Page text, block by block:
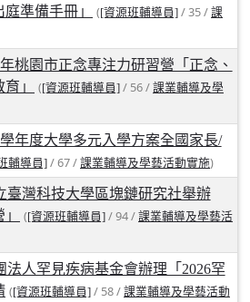
園第一、資料處理科
一
科榮耀桃園
科桃園第一
準備手冊」
([資源班輔導員] / 35 / 課
桃園市正念專注力研習營「正念、
」
([資源班輔導員] / 56 / 課業輔導及學
學年度大學多元入學方案全國家長/
輔導員] / 67 / 課業輔導及學藝活動實施)
臺灣科技大學區塊鏈研究社舉辦
([資源班輔導員] / 94 / 課業輔導及學藝活
法人罕見疾病基金會辦理「2026罕
([資源班輔導員] / 58 / 課業輔導及學藝活動